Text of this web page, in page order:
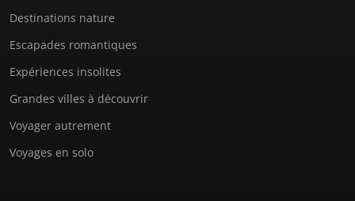
Destinations nature
Escapades romantiques
Expériences insolites
Grandes villes à découvrir
Voyager autrement
Voyages en solo